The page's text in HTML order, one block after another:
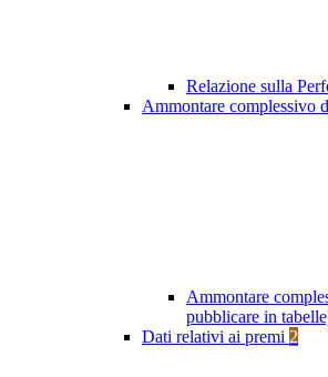
Relazione sulla
Ammontare complessivo
Ammontare
pubblicare in
Dati relativi ai premi 2